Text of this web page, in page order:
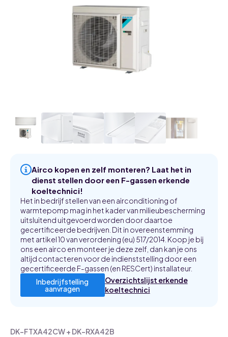
Airco kopen en zelf monteren? Laat het in
dienst stellen door een F-gassen erkende
koeltechnici!
Het in bedrijf stellen van een airconditioning of
warmtepomp mag in het kader van milieubescherming
uitsluitend uitgevoerd worden door daartoe
gecertificeerde bedrijven. Dit in overeenstemming
met artikel 10 van verordening (eu) 517/2014. Koop je bij
ons een airco en monteer je deze zelf, dan kan je ons
altijd contacteren voor de indienststelling door een
gecertificeerde F-gassen (en RESCert) installateur.
Inbedrijfstelling
aanvragen
Overzichtslijst erkende
koeltechnici
DK-FTXA42CW + DK-RXA42B